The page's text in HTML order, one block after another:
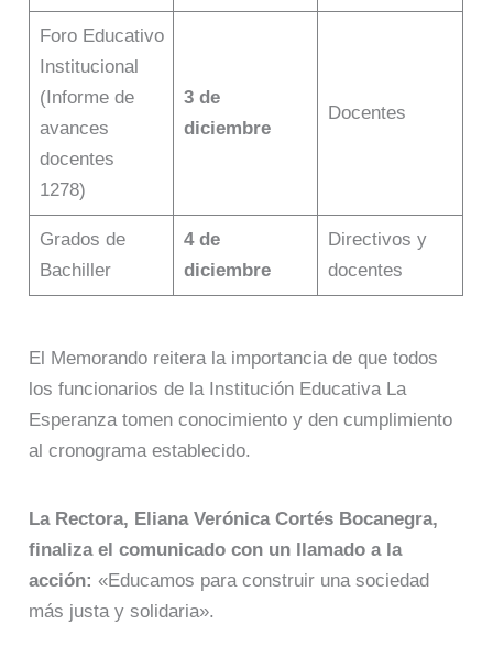
Foro Educativo
Institucional
(Informe de
avances
docentes
1278)
3 de
diciembre
Docentes
Grados de
Bachiller
4 de
diciembre
Directivos y
docentes
El Memorando reitera la importancia de que todos
los funcionarios de la Institución Educativa La
Esperanza tomen conocimiento y den cumplimiento
al cronograma establecido.
La Rectora, Eliana Verónica Cortés Bocanegra,
finaliza el comunicado con un llamado a la
acción: «Educamos para construir una sociedad
más justa y solidaria».